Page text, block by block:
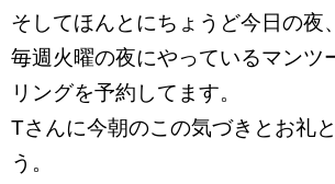
そしてほんとにちょうど今日の夜
毎週火曜の夜にやっているマンツ
リングを予約してます。
Tさんに今朝のこの気づきとお礼
う。